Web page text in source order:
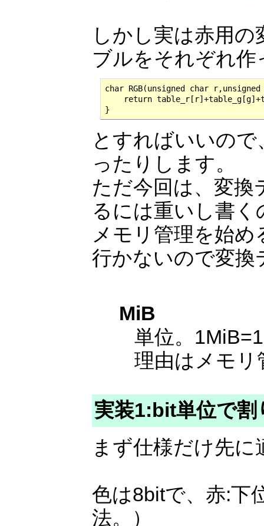
しかし実は赤用
ブルをそれぞれ作
char RGB(unsigned char
return
}
とすればいいの
ったりします。
ただ今回は、変換
るには重いし書く
メモリ管理を始
行かないので変換
MiB
単位。
理由はメモリ
実装1:bit単位で割
まず仕様だけ先
色は8bitで、赤:下
法。）